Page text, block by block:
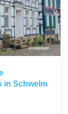
in Schwelm